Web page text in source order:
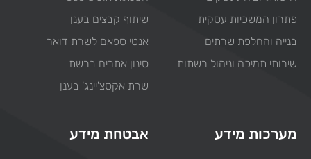
פתרון המשכיות עסקית
בנייה והחלפת שרתים
שירותי תמיכה וניהול רשתות
שיתוף קבצים בענן
אנטי ספאם לשרת דואר
סינון אתרים ברשת
שרת אקסצ'יינג' בענן
מערכות מידע אבטחת מידע